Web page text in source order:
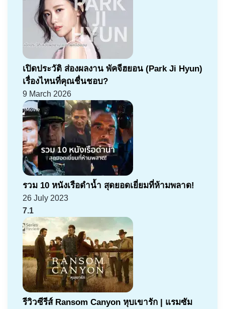
เปิดประวัติ ส่องผลงาน พัคจีฮยอน (Park Ji Hyun)
เรื่องไหนที่คุณชื่นชอบ?
9 March 2026
รวม 10 หนังเรือดำน้ำ สุดยอดเยี่ยมที่ห้ามพลาด!
26 July 2023
7.1
รีวิวซีรีส์ Ransom Canyon หุบเขารัก | แรมซัม